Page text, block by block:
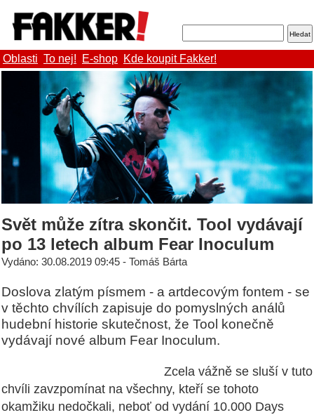
Oblasti To nej! E-shop Kde koupit Fakker!
Svět může zítra skončit. Tool vydávají
po 13 letech album Fear Inoculum
Vydáno: 30.08.2019 09:45 - Tomáš Bárta
Doslova zlatým písmem - a artdecovým fontem - se
v těchto chvílích zapisuje do pomyslných análů
hudební historie skutečnost, že Tool konečně
vydávají nové album Fear Inoculum.
Zcela vážně se sluší v tuto
chvíli zavzpomínat na všechny, kteří se tohoto
okamžiku nedočkali, neboť od vydání 10.000 Days